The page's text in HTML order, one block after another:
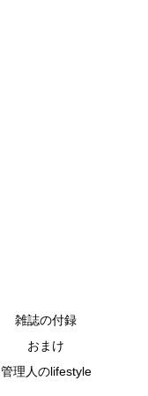
雑誌の付録
おまけ
管理人のlifestyle